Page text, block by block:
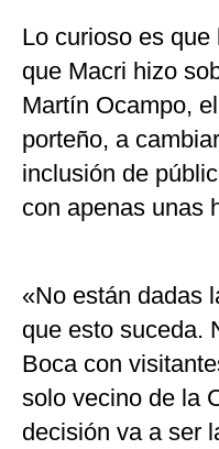
Lo curioso es
que Macri hizo
Martín Ocampo,
porteño, a
inclusión de
con apenas unas
«No están dadas
que esto suceda.
Boca con
solo vecino de la
decisión va a ser